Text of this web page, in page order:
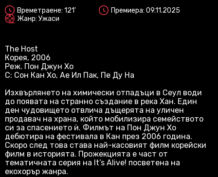
Времетраене: 121'
Премиера: 09.11.2025
Жанр: Ужаси
The Host
Корея, 2006
Реж. Пон Джун Хо
С: Сон Кан Хо, Ае Ил Пак, Пе Ду На
Изхвърлянето на химически отпадъци в Сеул води
до появата на странно създание в река Хан. Един
ден чудовището отвлича дъщерята на уличен
продавач на храна, който мобилизира семейството
си за спасението ѝ. Филмът на Пон Джун Хо
дебютира на фестивала в Кан през 2006 година.
Скоро след това става най-касовият филм корейски
филм в историята. Прожекцията е част от
тематичната серия на It’s Alive! посветена на
екохорър жанра.